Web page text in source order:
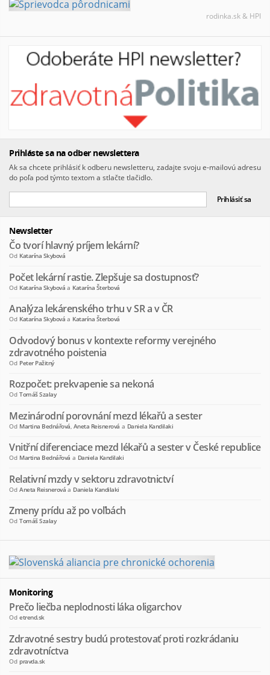
rodinka.sk & HPI
Prihláste sa na odber newslettera
Ak sa chcete prihlásiť k odberu newsletteru, zadajte svoju e-mailovú adresu
do poľa pod týmto textom a stlačte tlačidlo.
Newsletter
Čo tvorí hlavný príjem lekární?
Od Katarína Skybová
Počet lekární rastie. Zlepšuje sa dostupnosť?
Od Katarína Skybová a Katarína Šterbová
Analýza lekárenského trhu v SR a v ČR
Od Katarína Skybová a Katarína Šterbová
Odvodový bonus v kontexte reformy verejného
zdravotného poistenia
Od Peter Pažitný
Rozpočet: prekvapenie sa nekoná
Od Tomáš Szalay
Mezinárodní porovnání mezd lékařů a sester
Od Martina Bednářová, Aneta Reisnerová a Daniela Kandilaki
Vnitřní diferenciace mezd lékařů a sester v České republice
Od Martina Bednářová a Daniela Kandilaki
Relativní mzdy v sektoru zdravotnictví
Od Aneta Reisnerová a Daniela Kandilaki
Zmeny prídu až po voľbách
Od Tomáš Szalay
Monitoring
Prečo liečba neplodnosti láka oligarchov
Od etrend.sk
Zdravotné sestry budú protestovať proti rozkrádaniu
zdravotníctva
Od pravda.sk